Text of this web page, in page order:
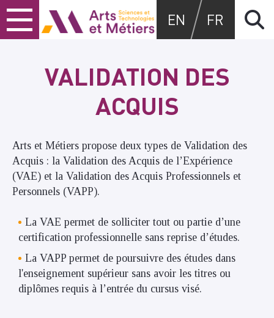
Skip
to
content
Skip
to
main
Skip
to
search
Arts et métiers
EN FR
VALIDATION DES
ACQUIS
Arts et Métiers propose deux types de Validation des
Acquis : la Validation des Acquis de l’Expérience
(VAE) et la Validation des Acquis Professionnels et
Personnels (VAPP).
La VAE permet de solliciter tout ou partie d’une
certification professionnelle sans reprise d’études.
La VAPP permet de poursuivre des études dans
l'enseignement supérieur sans avoir les titres ou
diplômes requis à l’entrée du cursus visé.